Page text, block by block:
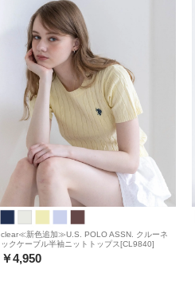
clear≪新色追加≫U.S. POLO ASSN. クルーネ
ックケーブル半袖ニットトップス[CL9840]
￥4,950